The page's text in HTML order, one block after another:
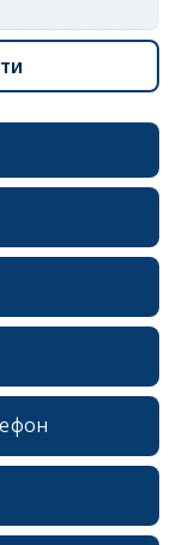
erid: 2SDnjcrDNw6